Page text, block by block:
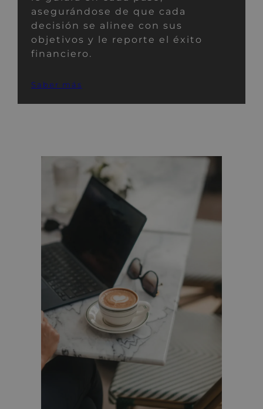
asegurándose de que cada
decisión se alinee con sus
objetivos y le reporte el éxito
financiero.
Saber más